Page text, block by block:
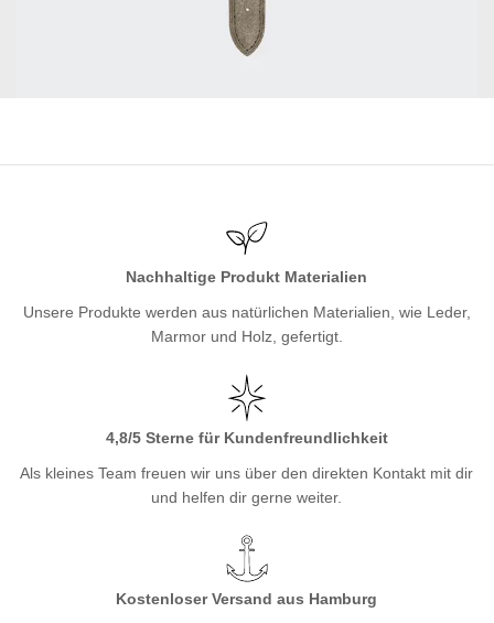
Nachhaltige Produkt Materialien
Unsere Produkte werden aus natürlichen Materialien, wie Leder,
Marmor und Holz, gefertigt.
4,8/5 Sterne für Kundenfreundlichkeit
Als kleines Team freuen wir uns über den direkten Kontakt mit dir
und helfen dir gerne weiter.
Kostenloser Versand aus Hamburg